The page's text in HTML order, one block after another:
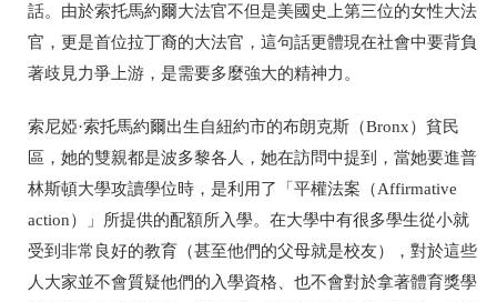
話。由於索托馬約爾大法官不但是美國史上第三位的女性大法
官，更是首位拉丁裔的大法官，這句話更體現在社會中要背負
著歧見力爭上游，是需要多麼強大的精神力。
索尼婭·索托馬約爾出生自紐約市的布朗克斯（Bronx）貧民
區， 她的雙親都是波多黎各人，她在訪問中提到，當她要進普
林斯頓大學攻讀學位時，是利用了「平權法案（Affirmative
action）」所提供的配額所入學。在大學中有很多學生從小就
受到非常良好的教育（甚至他們的父母就是校友），對於這些
人大家並不會質疑他們的入學資格、也不會對於拿著體育獎學